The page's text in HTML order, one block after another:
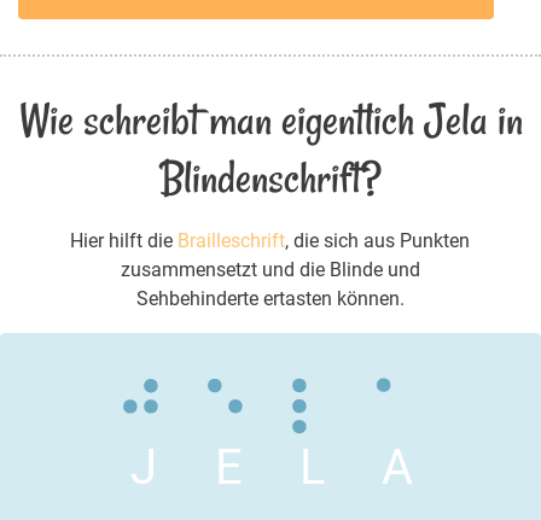
Wie schreibt man eigentlich Jela in
Blindenschrift?
Hier hilft die Brailleschrift, die sich aus Punkten
zusammensetzt und die Blinde und
Sehbehinderte ertasten können.
J E L A